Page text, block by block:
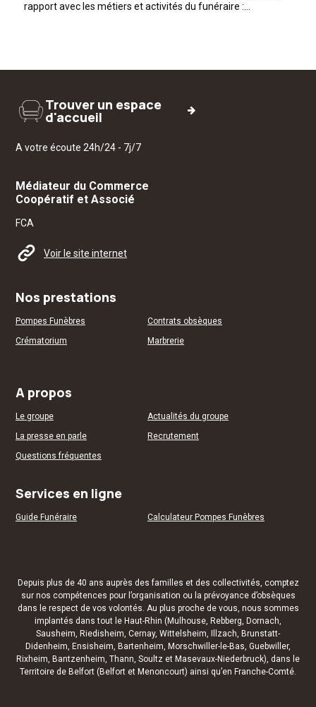
rapport avec les métiers et activités du funéraire :…
Trouver un espace
d'accueil
A votre écoute 24h/24 - 7j/7
Médiateur du Commerce
Coopératif et Associé
FCA
Voir le site internet
Nos prestations
Pompes Funèbres
Contrats obsèques
Crématorium
Marbrerie
A propos
Le groupe
Actualités du groupe
La presse en parle
Recrutement
Questions fréquentes
Services en ligne
Guide Funéraire Calculateur Pompes Funèbres
Depuis plus de 40 ans auprès des familles et des collectivités, comptez
sur nos compétences pour l’organisation ou la prévoyance d’obsèques
dans le respect de vos volontés. Au plus proche de vous, nous sommes
implantés dans tout le Haut-Rhin ( Mulhouse, Rebberg, Dornach,
Sausheim, Riedisheim, Cernay, Wittelsheim, Illzach, Brunstatt-
Didenheim, Ensisheim, Bartenheim, Morschwiller-le-Bas, Guebwiller,
Rixheim, Bantzenheim, Thann, Soultz et Masevaux-Niederbruck), dans le
Territoire de Belfort ( Belfort et Menoncourt) ainsi qu’en Franche-Comté.